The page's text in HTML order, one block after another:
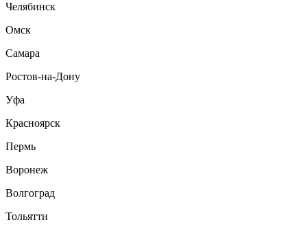
Челябинск
Омск
Самара
Ростов-на-Дону
Уфа
Красноярск
Пермь
Воронеж
Волгоград
Тольятти